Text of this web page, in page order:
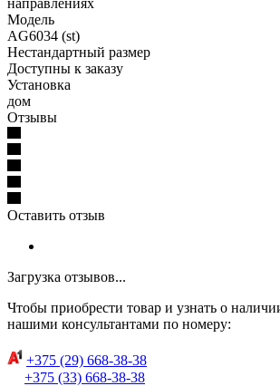
Модель
AG6034 (st)
Нестандартный размер
Доступны к заказу
Установка
дом
Отзывы
Оставить отзыв
Загрузка отзывов...
Чтобы приобрести товар и узнать о
нашими консультантами по номеру:
+375 (29) 668-38-38
+375 (33) 668-38-38